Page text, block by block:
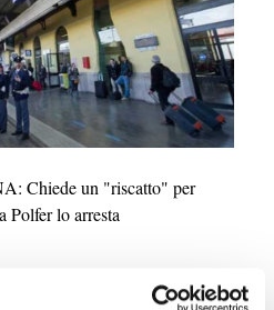
Chiede un "riscatto" per
Polfer lo arresta